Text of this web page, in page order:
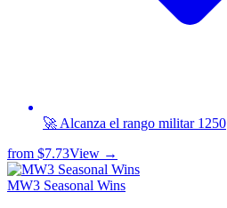
🚀 Alcanza el rango militar 1250
from $7.73View →
MW3 Seasonal Wins